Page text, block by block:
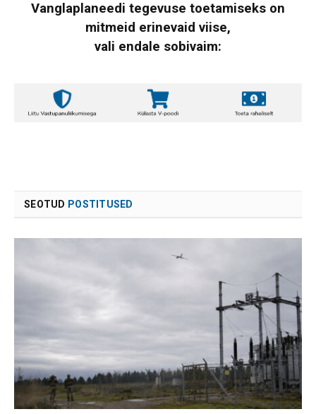
Vanglaplaneedi tegevuse toetamiseks on
mitmeid erinevaid viise,
vali endale sobivaim:
SEOTUD POSTITUSED